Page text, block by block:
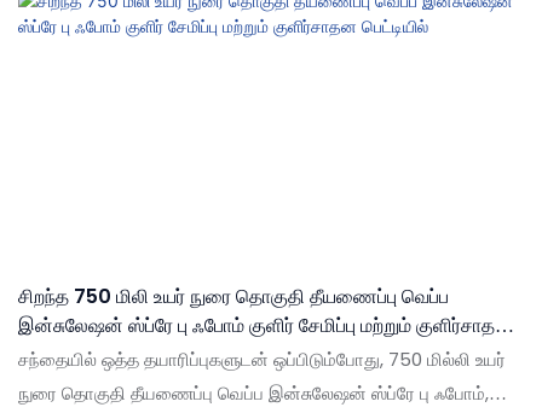
தோற்றம் போன்றவற்றில் ஒப்பிடமுடியாத சிறந்த நன்மைகளைக்
சிறந்த 750 மிலி உயர் நுரை தொகுதி தீயணைப்பு வெப்ப
இன்சுலேஷன் ஸ்ப்ரே பு ஃபோம் குளிர் சேமிப்பு மற்றும் குளிர்சாதன
பெட்டியில்
சந்தையில் ஒத்த தயாரிப்புகளுடன் ஒப்பிடும்போது, 750 மில்லி உயர்
நுரை தொகுதி தீயணைப்பு வெப்ப இன்சுலேஷன் ஸ்ப்ரே பு ஃபோம்,